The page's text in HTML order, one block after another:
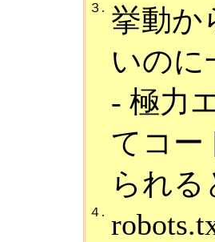
３. 挙動か
いのに
- 極力
てコー
られ
４.